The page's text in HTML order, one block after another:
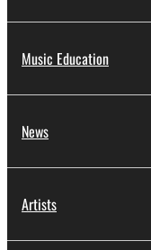
Music Education
News
Artists